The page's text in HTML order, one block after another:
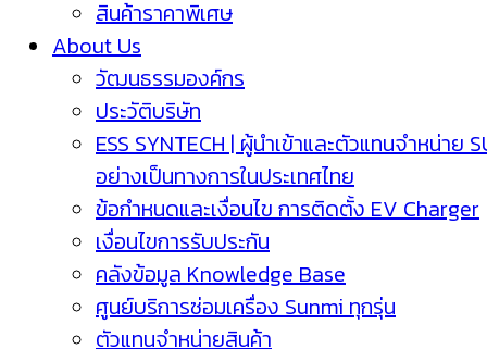
สินค้าราคาพิเศษ
About Us
วัฒนธรรมองค์กร
ประวัติบริษัท
ESS SYNTECH | ผู้นำเข้าและตัวแทนจำหน่าย
อย่างเป็นทางการในประเทศไทย
ข้อกำหนดและเงื่อนไข การติดตั้ง EV Charger
เงื่อนไขการรับประกัน
คลังข้อมูล Knowledge Base
ศูนย์บริการซ่อมเครื่อง Sunmi ทุกรุ่น
ตัวแทนจำหน่ายสินค้า